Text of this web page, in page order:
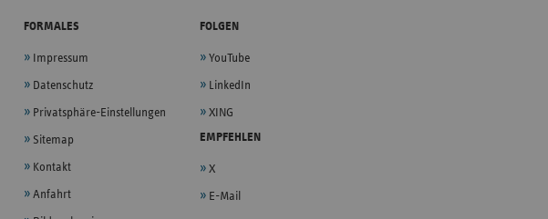
FORMALES
Impressum
Datenschutz
Privatsphäre-Einstellungen
Sitemap
Kontakt
Anfahrt
FOLGEN
YouTube
LinkedIn
XING
EMPFEHLEN
X
E-Mail